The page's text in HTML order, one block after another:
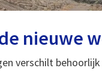
nieuwe
verschilt